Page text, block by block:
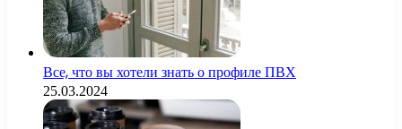
Все, что вы хотели знать о профиле ПВХ
25.03.2024